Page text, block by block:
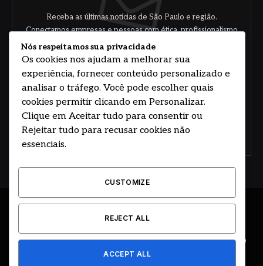
Receba as últimas notícias de São Paulo e região.
Conectamos empresas e pessoas com ética, profissionalismo
e responsabilidade.
Concorde com nossos termos e acordo de
© 2026 DESENVOLVIDO POR HOSTING PRIME BRASIL
ÚLTIMAS NOTÍCIAS DESTAQUES
CIDADE E REGIÃO
EDITORIAL EVENTOS
Nós respeitamos sua privacidade
Os cookies nos ajudam a melhorar sua
experiência, fornecer conteúdo personalizado e
analisar o tráfego. Você pode escolher quais
cookies permitir clicando em Personalizar.
Clique em Aceitar tudo para consentir ou
Rejeitar tudo para recusar cookies não
essenciais.
CUSTOMIZE
REJECT ALL
ACCEPT ALL